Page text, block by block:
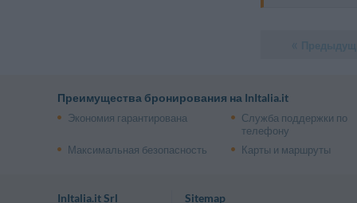
Преимущества бронирования на InItalia.it
Экономия гарантирована
Служба поддержки по
телефону
Максимальная безопасность
Карты и маршруты
InItalia.it Srl Sitemap